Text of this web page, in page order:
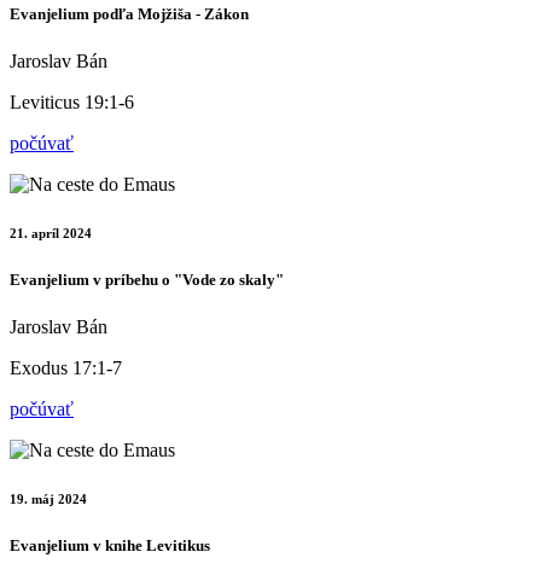
Evanjelium podľa Mojžiša - Zákon
Jaroslav Bán
Leviticus 19:1-6
počúvať
21. apríl 2024
Evanjelium v príbehu o "Vode zo skaly"
Jaroslav Bán
Exodus 17:1-7
počúvať
19. máj 2024
Evanjelium v knihe Levitikus